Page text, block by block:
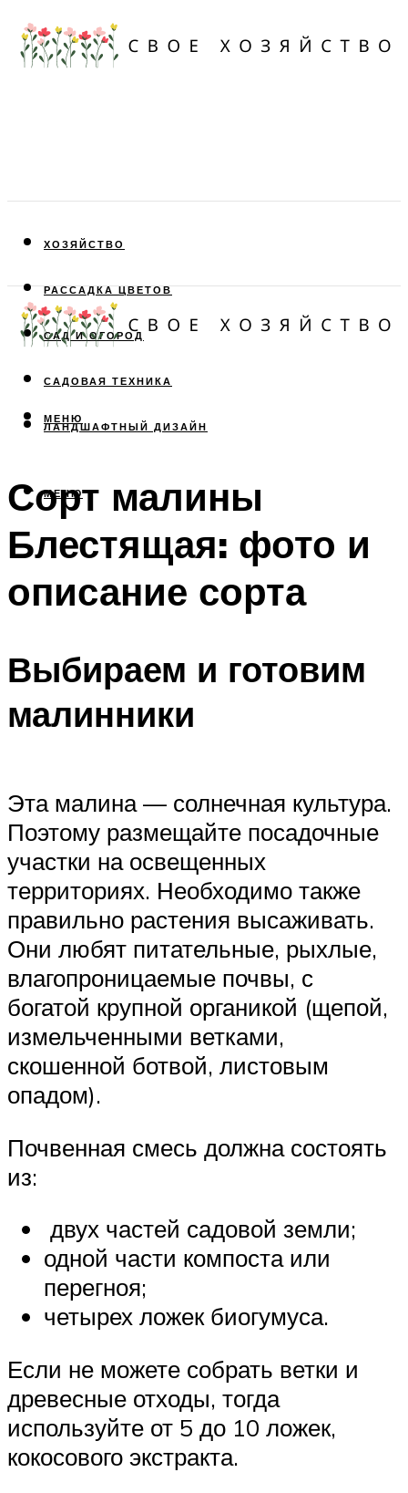
ХОЗЯЙСТВО
РАССАДКА ЦВЕТОВ
САД И ОГОРОД
САДОВАЯ ТЕХНИКА
ЛАНДШАФТНЫЙ ДИЗАЙН
МЕНЮ
МЕНЮ
Сорт малины
Блестящая: фото и
описание сорта
Выбираем и готовим
малинники
Эта малина — солнечная культура.
Поэтому размещайте посадочные
участки на освещенных
территориях. Необходимо также
правильно растения высаживать.
Они любят питательные, рыхлые,
влагопроницаемые почвы, с
богатой крупной органикой (щепой,
измельченными ветками,
скошенной ботвой, листовым
опадом).
Почвенная смесь должна состоять
из:
двух частей садовой земли;
одной части компоста или
перегноя;
четырех ложек биогумуса.
Если не можете собрать ветки и
древесные отходы, тогда
используйте от 5 до 10 ложек,
кокосового экстракта.